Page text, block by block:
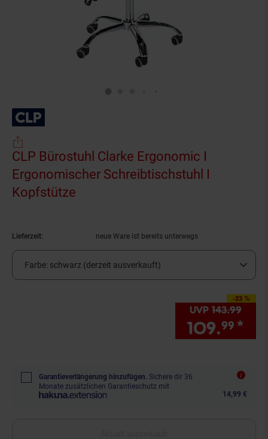
CLP Bürostuhl Clarke Ergonomic I
Ergonomischer Schreibtischstuhl I
Kopfstütze
Lieferzeit: neue Ware ist bereits unterwegs
Farbe: schwarz (derzeit ausverkauft)
-23 %
Sie Sparen 23 Prozent,
UVP 143.99UVP
109.99 *
Garantieverlängerung hinzufügen. Sichere dir 36
Monate zusätzlichen Garantieschutz mit
14,99 €